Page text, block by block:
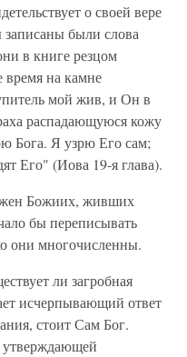
о своей вере
были слова
в книге резцом
время на камне
мой жив, и Он в
распадающуюся кожу
Бога. Я узрю Его сам;
Его" (Иова 19-я глава).
Божиих, живших
бы переписывать
они многочисленны.
ли загробная
исчерпывающий ответ
стоит Сам Бог.